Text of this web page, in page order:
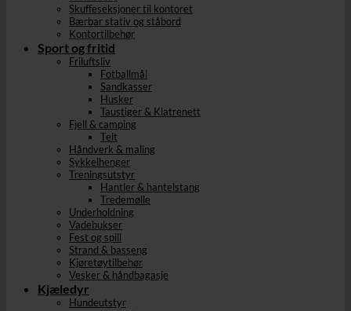
Skuffeseksjoner til kontoret
Bærbar stativ og ståbord
Kontortilbehør
Sport og fritid
Friluftsliv
Fotballmål
Sandkasser
Husker
Taustiger & Klatrenett
Fjell & camping
Telt
Håndverk & maling
Sykkelhenger
Treningsutstyr
Hantler & hantelstang
Tredemølle
Underholdning
Vadebukser
Fest og spill
Strand & basseng
Kjøretøytilbehør
Vesker & håndbagasje
Kjæledyr
Hundeutstyr